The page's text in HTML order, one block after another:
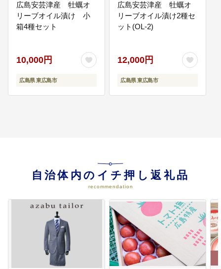
05
【活力づくり】学術研究機能や多
様な人材の交流から新たな活力が
く内外からまちの魅力を支持され
るような中心市街地の魅力づくり
する新たな産業用地の確保、移動
手段としての基幹的な交通ネット
行政、関係機関及び地域が連携し
た防災・減災対策や、迅速かつ的
確な対応が可能な消防・救急・救
れた地域で生涯元気に暮らし続け
ることができるよう、健康寿命の
延伸に取り組みます。
【広島大学と連携したまちづくり
の推進】次世代学園都市の実現を
広島安芸津産 牡蠣オ
リーブオイル漬け 小
箱4種セット
10,000円
広島県 東広島市
広島安芸津産 牡蠣オ
リーブオイル漬け2種セ
ット(OL-2)
12,000円
広島県 東広島市
自治体内のイチ押し返礼品
recommendation